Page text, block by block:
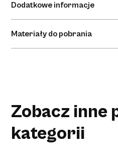
który jest stosowany do
różnego rodzaju ran.
Dodatkowe informacje
Materiały do pobrania
Zobacz inne
kategorii